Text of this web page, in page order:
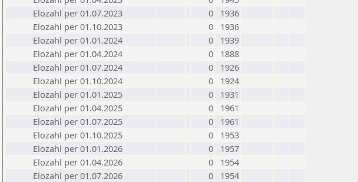
Elozahl per 01.07.2023
0
1936
Elozahl per 01.10.2023
0
1936
Elozahl per 01.01.2024
0
1939
Elozahl per 01.04.2024
0
1888
Elozahl per 01.07.2024
0
1926
Elozahl per 01.10.2024
0
1924
Elozahl per 01.01.2025
0
1931
Elozahl per 01.04.2025
0
1961
Elozahl per 01.07.2025
0
1961
Elozahl per 01.10.2025
0
1953
Elozahl per 01.01.2026
0
1957
Elozahl per 01.04.2026
0
1954
Elozahl per 01.07.2026
0 1954